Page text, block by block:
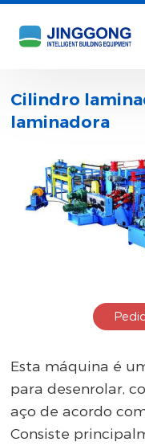
Cilindro
laminadora
Esta máquina é
para desenrolar,
aço de acordo
Consiste